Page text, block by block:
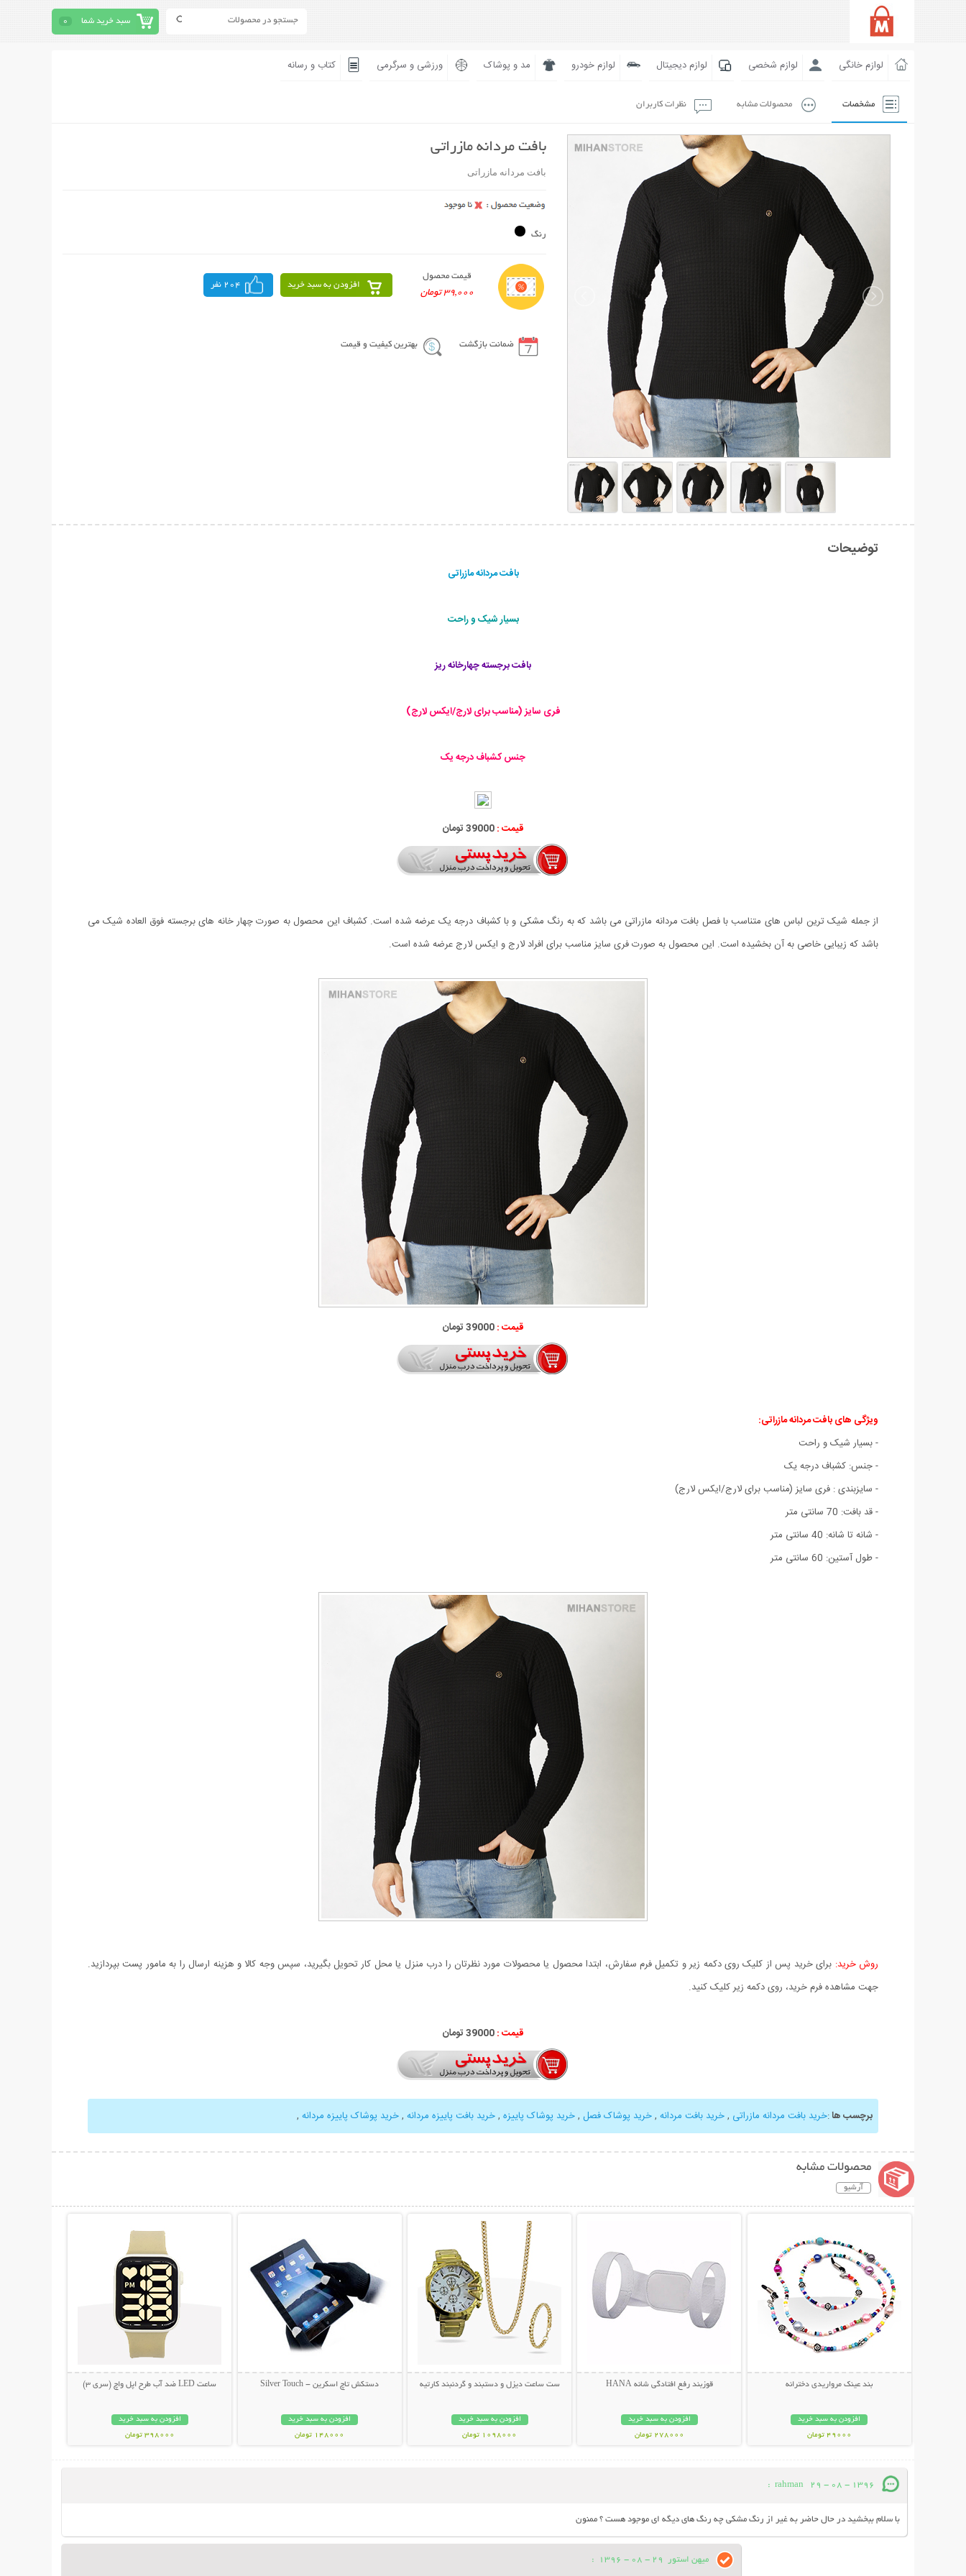
سبد خرید شما 0
لوازم خانگی لوازم شخصی لوازم دیجیتال لوازم خودرو مد و پوشاک ورزشی و سرگرمی کتاب و رسانه
مشخصات محصولات مشابه نظرات کاربران
بافت مردانه مازراتی
بافت مردانه مازراتی
رنگ
قیمت محصول
39,000 تومان
افزودن به سبد خرید 204 نفر
ضمانت بازگشت بهترین کیفیت و قیمت
توضیحات
بافت مردانه مازراتی
بسيار شيک و راحت
بافت برجسته چهارخانه ریز
فری سایز (مناسب برای لارج/ایکس لارج)
جنس کشباف درجه یک
قیمت :39000 تومان
از جمله شیک ترین لباس های متناسب با فصل بافت مردانه مازراتی می باشد که به رنگ مشکی و با کشباف درجه یک عرضه شده است. کشباف این محصول به صورت چهار خانه های برجسته فوق العاده شیک می
باشد که زیبایی خاصی به آن بخشیده است. این محصول به صورت فری سایز مناسب برای افراد لارج و ایکس لارج عرضه شده است.
قیمت :39000 تومان
ویژگی هایبافت مردانه مازراتی:
- بسيار شيک و راحت
- جنس: کشباف درجه يک
- سايزبندی : فری سایز (مناسب برای لارج/ایکس لارج)
- قد بافت: 70 سانتی متر
- شانه تا شانه: 40 سانتی متر
- طول آستين: 60 سانتی متر
روش خرید: برای خرید پس از کلیک روی دکمه زیر و تکمیل فرم سفارش، ابتدا محصول یا محصولات مورد نظرتان را درب منزل یا محل کار تحویل بگیرید، سپس وجه کالا و هزینه ارسال را به مامور پست بپردازید.
جهت مشاهده فرم خرید، روی دکمه زیر کلیک کنید.
قیمت :39000 تومان
برچسب ها:خرید بافت مردانه مازراتی ,خرید بافت مردانه ,خرید پوشاک فصل ,خرید پوشاک پاییزه ,خرید بافت پاییزه مردانه ,خرید پوشاک پاییزه مردانه ,
محصولات مشابه
آرشیو
بند عینک مرواریدی دخترانه
افزودن به سبد خرید
49000 تومان
قوزبند رفع افتادگی شانه HANA
افزودن به سبد خرید
278000 تومان
ست ساعت دیزل و دستبند و گردنبند کارتیه
افزودن به سبد خرید
1098000 تومان
دستکش تاچ اسکرین - Silver Touch
افزودن به سبد خرید
148000 تومان
ساعت LED ضد آب طرح اپل واچ (سری 3)
افزودن به سبد خرید
398000 تومان
rahman 29 - 08 - 1396
:
با سلام ببخشید در حال حاضر به غیر از رنگ مشکی چه رنگ های دیگه ای موجود هست ؟ ممنون
میهن استور 29 - 08 - 1396
: